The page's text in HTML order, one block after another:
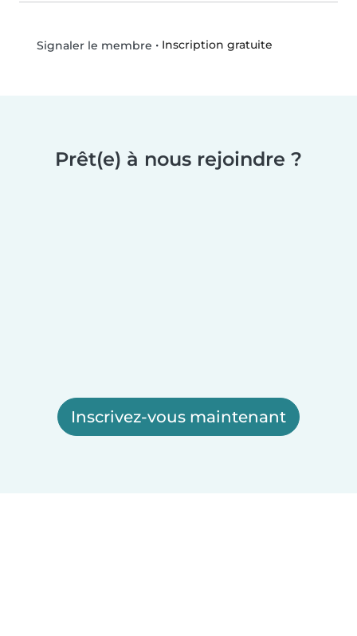
Signaler le membre • Inscription gratuite
Prêt(e) à nous rejoindre ?
Inscrivez-vous maintenant